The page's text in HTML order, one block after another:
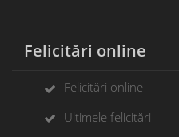
Felicitări online
Felicitări online
Ultimele felicitări